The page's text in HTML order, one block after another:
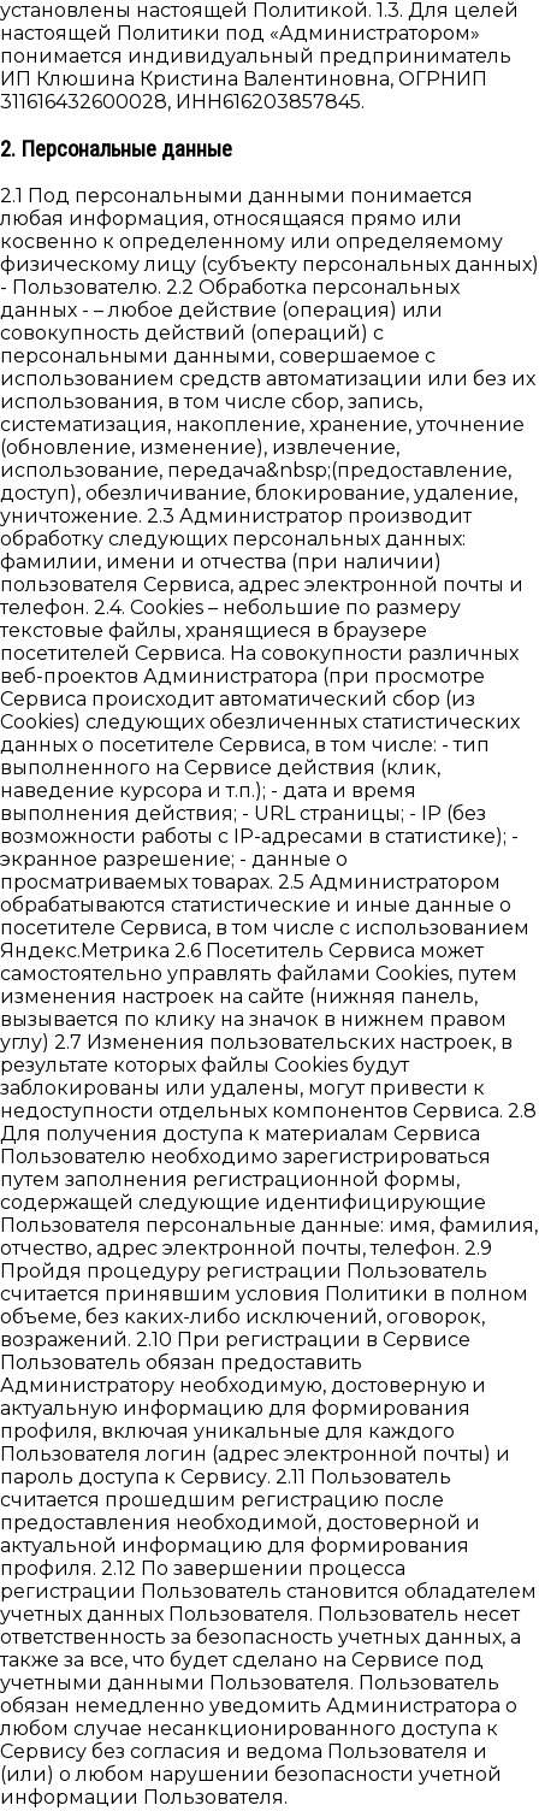
установлены настоящей Политикой. 1.3. Для целей
настоящей Политики под «Администратором»
понимается индивидуальный предприниматель
ИП Клюшина Кристина Валентиновна, ОГРНИП
311616432600028, ИНН616203857845.
2. Персональные данные
2.1 Под персональными данными понимается
любая информация, относящаяся прямо или
косвенно к определенному или определяемому
физическому лицу (субъекту персональных данных)
- Пользователю. 2.2 Обработка персональных
данных - – любое действие (операция) или
совокупность действий (операций) с
персональными данными, совершаемое с
использованием средств автоматизации или без их
использования, в том числе сбор, запись,
систематизация, накопление, хранение, уточнение
(обновление, изменение), извлечение,
использование, передача&nbsp;(предоставление,
доступ), обезличивание, блокирование, удаление,
уничтожение. 2.3 Администратор производит
обработку следующих персональных данных:
фамилии, имени и отчества (при наличии)
пользователя Сервиса, адрес электронной почты и
телефон. 2.4. Cookies – небольшие по размеру
текстовые файлы, хранящиеся в браузере
посетителей Сервиса. На совокупности различных
веб-проектов Администратора (при просмотре
Сервиса происходит автоматический сбор (из
Cookies) следующих обезличенных статистических
данных о посетителе Сервиса, в том числе: - тип
выполненного на Сервисе действия (клик,
наведение курсора и т.п.); - дата и время
выполнения действия; - URL страницы; - IP (без
возможности работы с IP-адресами в статистике); -
экранное разрешение; - данные о
просматриваемых товарах. 2.5 Администратором
обрабатываются статистические и иные данные о
посетителе Сервиса, в том числе с использованием
Яндекс.Метрика 2.6 Посетитель Сервиса может
самостоятельно управлять файлами Cookies, путем
изменения настроек на сайте (нижняя панель,
вызывается по клику на значок в нижнем правом
углу) 2.7 Изменения пользовательских настроек, в
результате которых файлы Cookies будут
заблокированы или удалены, могут привести к
недоступности отдельных компонентов Сервиса. 2.8
Для получения доступа к материалам Сервиса
Пользователю необходимо зарегистрироваться
путем заполнения регистрационной формы,
содержащей следующие идентифицирующие
Пользователя персональные данные: имя, фамилия,
отчество, адрес электронной почты, телефон. 2.9
Пройдя процедуру регистрации Пользователь
считается принявшим условия Политики в полном
объеме, без каких-либо исключений, оговорок,
возражений. 2.10 При регистрации в Сервисе
Пользователь обязан предоставить
Администратору необходимую, достоверную и
актуальную информацию для формирования
профиля, включая уникальные для каждого
Пользователя логин (адрес электронной почты) и
пароль доступа к Сервису. 2.11 Пользователь
считается прошедшим регистрацию после
предоставления необходимой, достоверной и
актуальной информацию для формирования
профиля. 2.12 По завершении процесса
регистрации Пользователь становится обладателем
учетных данных Пользователя. Пользователь несет
ответственность за безопасность учетных данных, а
также за все, что будет сделано на Сервисе под
учетными данными Пользователя. Пользователь
обязан немедленно уведомить Администратора о
любом случае несанкционированного доступа к
Сервису без согласия и ведома Пользователя и
(или) о любом нарушении безопасности учетной
информации Пользователя.